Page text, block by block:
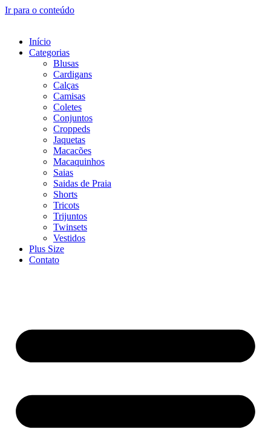
Ir para o conteúdo
Início
Categorias
Blusas
Cardigans
Calças
Camisas
Coletes
Conjuntos
Croppeds
Jaquetas
Macacões
Macaquinhos
Saias
Saidas de Praia
Shorts
Tricots
Trijuntos
Twinsets
Vestidos
Plus Size
Contato